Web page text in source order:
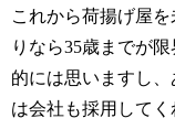
これから荷揚げ屋
りなら35歳までが
的には思いますし
は会社も採用して